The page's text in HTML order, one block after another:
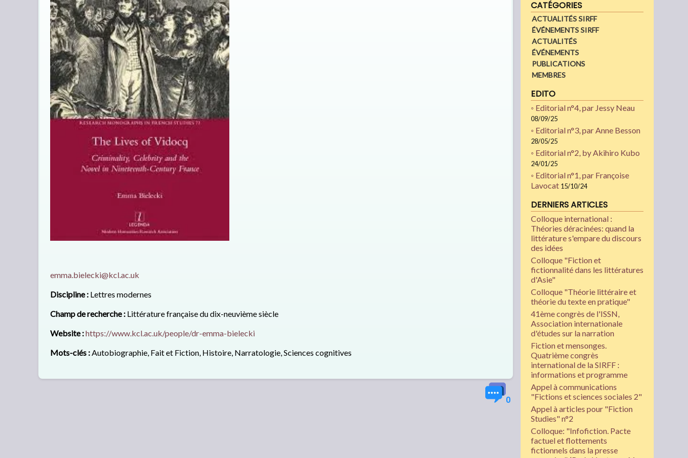
emma.bielecki@kcl.ac.uk
Discipline :Lettres modernes
Champ de recherche :Littérature française du dix-neuvième siècle
Website :https://www.kcl.ac.uk/people/dr-emma-bielecki
Mots-clés :Autobiographie, Fait et Fiction, Histoire, Narratologie, Sciences cognitives
0
CATÉGORIES
ACTUALITÉS SIRFF
ÉVÉNEMENTS SIRFF
ACTUALITÉS
ÉVÉNEMENTS
PUBLICATIONS
MEMBRES
EDITO
◦ Editorial n°4, par Jessy Neau
08/09/25
◦ Editorial n°3, par Anne Besson
28/05/25
◦ Editorial n°2, by Akihiro Kubo
24/01/25
◦ Editorial n°1, par Françoise
Lavocat 15/10/24
DERNIERS ARTICLES
Colloque international :
Théories déracinées: quand la
littérature s'empare du discours
des idées
Colloque "Fiction et
fictionnalité dans les littératures
d'Asie"
Colloque "Théorie littéraire et
théorie du texte en pratique"
41ème congrès de l'ISSN,
Association internationale
d'études sur la narration
Fiction et mensonges.
Quatrième congrès
international de la SIRFF :
informations et programme
Appel à communications
"Fictions et sciences sociales 2"
Appel à articles pour "Fiction
Studies" n°2
Colloque: "Infofiction. Pacte
factuel et flottements
fictionnels dans la presse